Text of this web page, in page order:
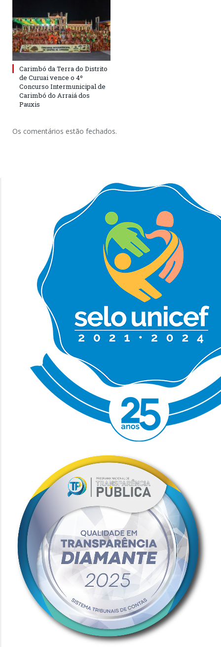
Carimbó da Terra do Distrito
de Curuai vence o 4º
Concurso Intermunicipal de
Carimbó do Arraiá dos
Pauxis
Os comentários estão fechados.